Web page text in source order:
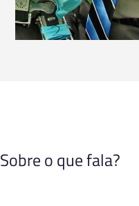
Sobre o que fala?